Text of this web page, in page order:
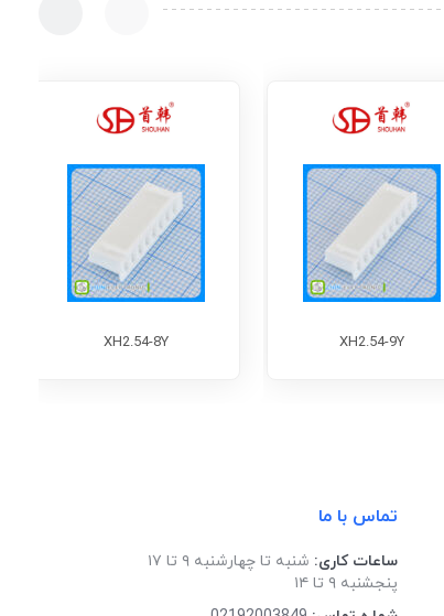
XH2.54-9Y
XH2.54-8Y
تماس با ما
ساعات کاری: شنبه تا چهارشنبه ۹ تا ۱۷
پنجشنبه ۹ تا ۱۴